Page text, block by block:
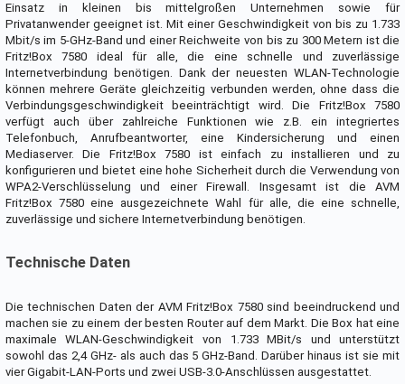
Einsatz in kleinen bis mittelgroßen Unternehmen sowie für
Privatanwender geeignet ist. Mit einer Geschwindigkeit von bis zu 1.733
Mbit/s im 5-GHz-Band und einer Reichweite von bis zu 300 Metern ist die
Fritz!Box 7580 ideal für alle, die eine schnelle und zuverlässige
Internetverbindung benötigen. Dank der neuesten WLAN-Technologie
können mehrere Geräte gleichzeitig verbunden werden, ohne dass die
Verbindungsgeschwindigkeit beeinträchtigt wird. Die Fritz!Box 7580
verfügt auch über zahlreiche Funktionen wie z.B. ein integriertes
Telefonbuch, Anrufbeantworter, eine Kindersicherung und einen
Mediaserver. Die Fritz!Box 7580 ist einfach zu installieren und zu
konfigurieren und bietet eine hohe Sicherheit durch die Verwendung von
WPA2-Verschlüsselung und einer Firewall. Insgesamt ist die AVM
Fritz!Box 7580 eine ausgezeichnete Wahl für alle, die eine schnelle,
zuverlässige und sichere Internetverbindung benötigen.
Technische Daten
Die technischen Daten der AVM Fritz!Box 7580 sind beeindruckend und
machen sie zu einem der besten Router auf dem Markt. Die Box hat eine
maximale WLAN-Geschwindigkeit von 1.733 MBit/s und unterstützt
sowohl das 2,4 GHz- als auch das 5 GHz-Band. Darüber hinaus ist sie mit
vier Gigabit-LAN-Ports und zwei USB-3.0-Anschlüssen ausgestattet.